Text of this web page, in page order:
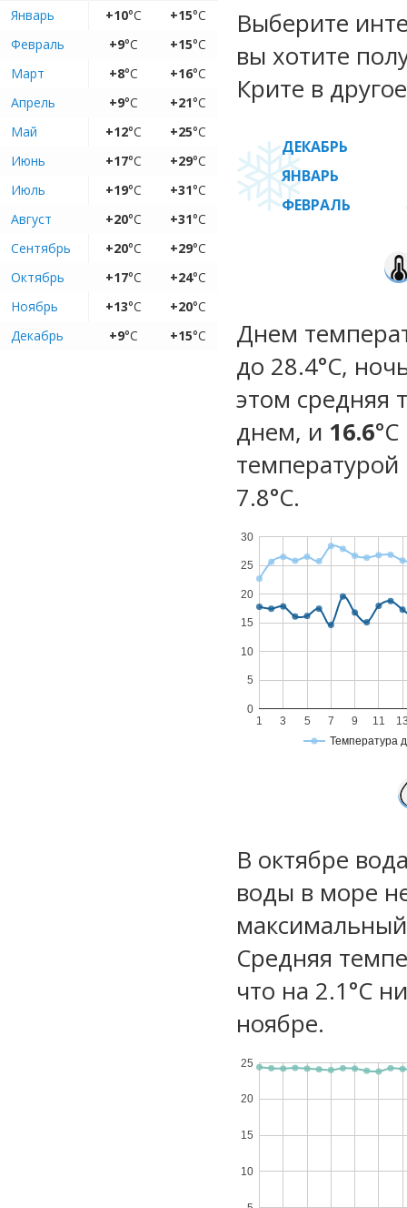
Январь
+10°C +15°C
Февраль
+9°C +15°C
Март
+8°C +16°C
Апрель
+9°C +21°C
Май
+12°C +25°C
Июнь
+17°C +29°C
Июль
+19°C +31°C
Август
+20°C +31°C
Сентябрь
+20°C +29°C
Октябрь
+17°C +24°C
Ноябрь
+13°C +20°C
Декабрь
+9°C +15°C
Выберите
вы хотите
Крите в
ДЕКАБРЬ
ЯНВАРЬ
ФЕВРАЛЬ
Днем
до 28.4°C,
этом средняя
днем, и 16.6
температурой
7.8°С.
Температура
1 3 5 7 9 11
0
5
10
15
20
25
30
В октябре
воды в море
максимальный
Средняя
что на 2.1°C
ноябре.
10
15
20
25